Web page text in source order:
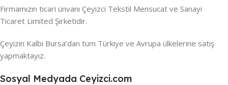
Firmamızın ticari ünvanı Çeyizci Tekstil Mensucat ve Sanayi
Ticaret Limited Şirketidir.
Çeyizin Kalbi Bursa’dan tüm Türkiye ve Avrupa ülkelerine satış
yapmaktayız.
Sosyal Medyada Ceyizci.com